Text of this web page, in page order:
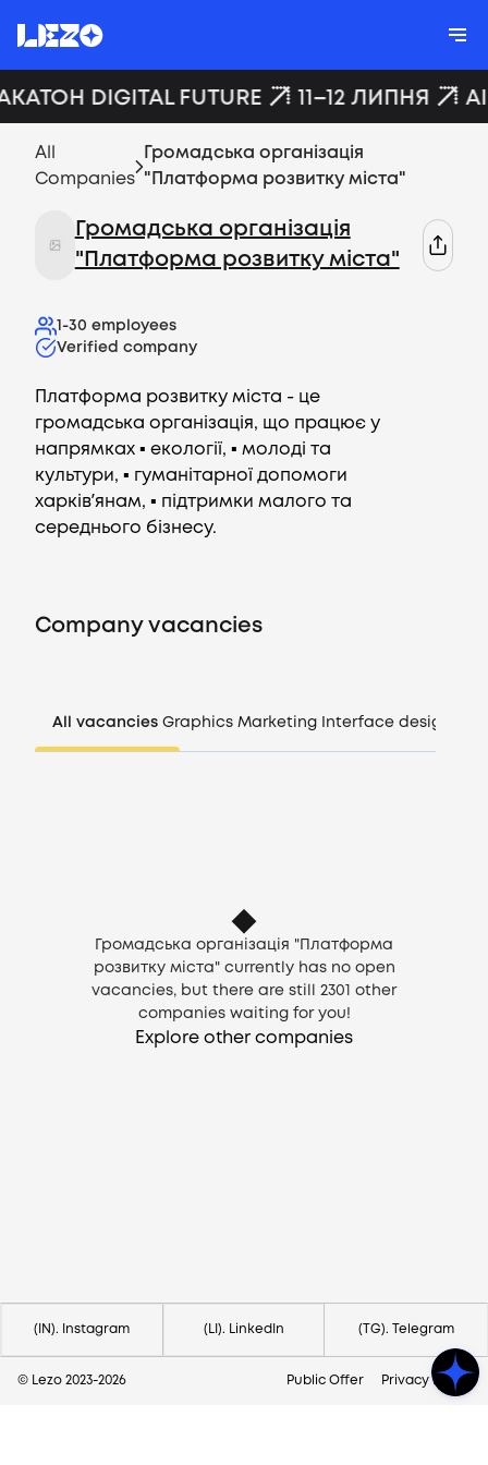
DIGITAL FUTURE 11–12 ЛИПНЯ
All
Companies
Громадська організація
"Платформа розвитку міста"
Громадська організація
"Платформа розвитку міста"
1-30 employees
Verified company
Платформа розвитку міста - це
громадська організація, що працює у
напрямках ▪️ екології, ▪️ молоді та
культури, ▪️ гуманітарної допомоги
харківʼянам, ▪️ підтримки малого та
середнього бізнесу.
Company vacancies
All vacancies Graphics Marketing Interface design
Громадська організація "Платформа
розвитку міста" currently has no open
vacancies, but there are still
2301
other
companies waiting for you!
Explore other companies
(IN). Instagram (LI). LinkedIn (TG). Telegram
© Lezo 2023-2026 Public Offer Privacy Policy